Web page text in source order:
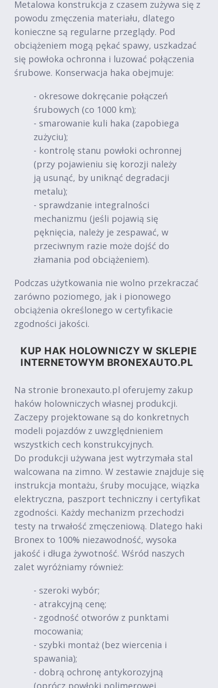
Metalowa konstrukcja z czasem zużywa się z
powodu zmęczenia materiału, dlatego
konieczne są regularne przeglądy. Pod
obciążeniem mogą pękać spawy, uszkadzać
się powłoka ochronna i luzować połączenia
śrubowe. Konserwacja haka obejmuje:
- okresowe dokręcanie połączeń
śrubowych (co 1000 km);
- smarowanie kuli haka (zapobiega
zużyciu);
- kontrolę stanu powłoki ochronnej
(przy pojawieniu się korozji należy
ją usunąć, by uniknąć degradacji
metalu);
- sprawdzanie integralności
mechanizmu (jeśli pojawią się
pęknięcia, należy je zespawać, w
przeciwnym razie może dojść do
złamania pod obciążeniem).
Podczas użytkowania nie wolno przekraczać
zarówno poziomego, jak i pionowego
obciążenia określonego w certyfikacie
zgodności jakości.
KUP HAK HOLOWNICZY W SKLEPIE
INTERNETOWYM BRONEXAUTO.PL
Na stronie bronexauto.pl oferujemy zakup
haków holowniczych własnej produkcji.
Zaczepy projektowane są do konkretnych
modeli pojazdów z uwzględnieniem
wszystkich cech konstrukcyjnych.
Do produkcji używana jest wytrzymała stal
walcowana na zimno. W zestawie znajduje się
instrukcja montażu, śruby mocujące, wiązka
elektryczna, paszport techniczny i certyfikat
zgodności. Każdy mechanizm przechodzi
testy na trwałość zmęczeniową. Dlatego haki
Bronex to 100% niezawodność, wysoka
jakość i długa żywotność. Wśród naszych
zalet wyróżniamy również:
- szeroki wybór;
- atrakcyjną cenę;
- zgodność otworów z punktami
mocowania;
- szybki montaż (bez wiercenia i
spawania);
- dobrą ochronę antykorozyjną
(oprócz powłoki polimerowej